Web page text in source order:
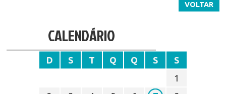
VOLTAR
CALENDÁRIO
D S T Q Q S
S
1